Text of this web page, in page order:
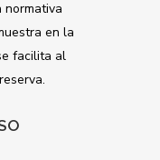
normativa
en la
facilita al